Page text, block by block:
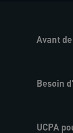
Avant
Besoin
UCPA